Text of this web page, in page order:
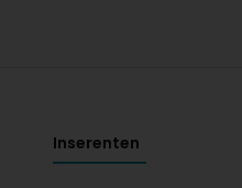
Inserenten